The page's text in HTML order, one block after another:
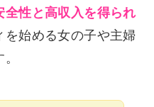
全性と高収入を得られ
を始める女の子や主婦